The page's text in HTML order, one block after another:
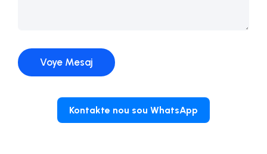
Voye Mesaj
Kontakte nou sou WhatsApp